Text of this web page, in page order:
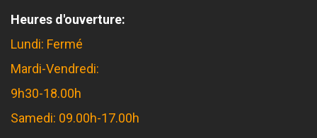
Heures d'ouverture:
Lundi: Fermé
Mardi-Vendredi:
9h30-18.00h
Samedi: 09.00h-17.00h